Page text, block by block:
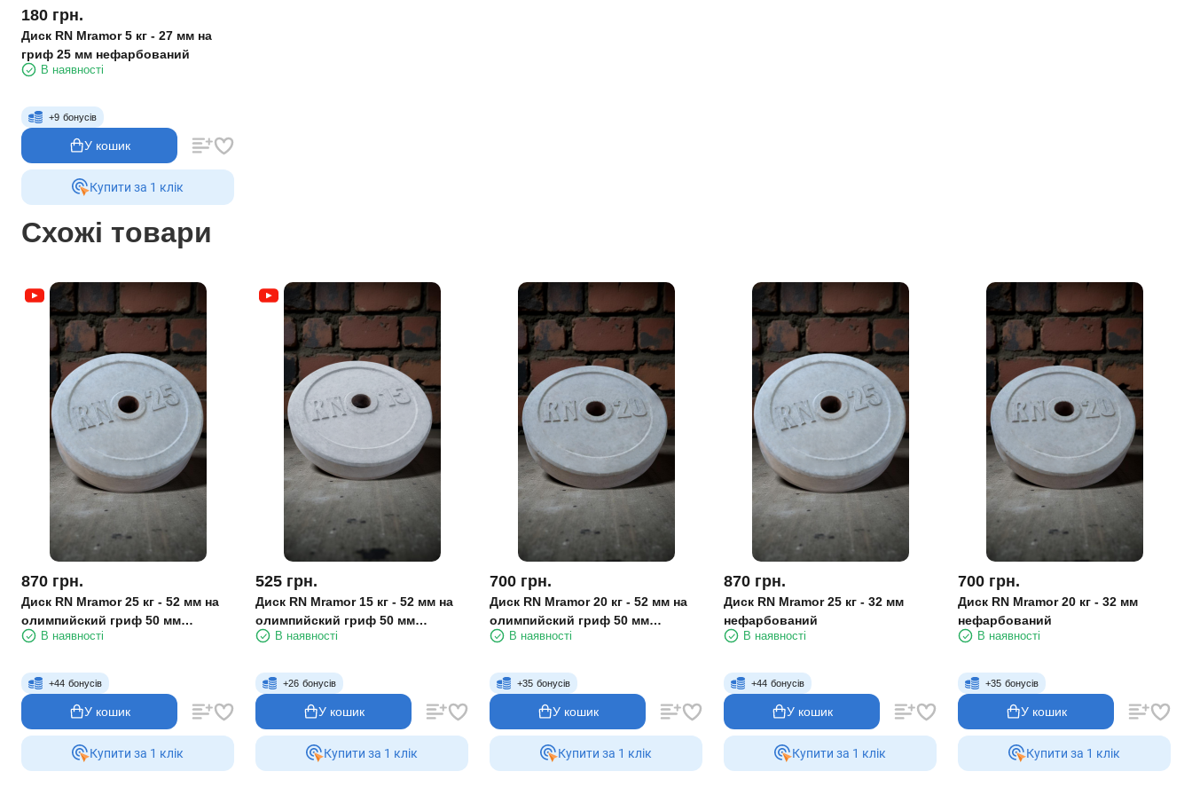
180 грн.
Диск RN Mramor 5 кг - 27 мм на
гриф 25 мм нефарбований
В наявності
+9 бонусів
У кошик
Купити за 1 клiк
Схожі товари
870 грн.
Диск RN Mramor 25 кг - 52 мм на
олимпийский гриф 50 мм
нефарбований
В наявності
+44 бонусів
У кошик
Купити за 1 клiк
525 грн.
Диск RN Mramor 15 кг - 52 мм на
олимпийский гриф 50 мм
нефарбований
В наявності
+26 бонусів
У кошик
Купити за 1 клiк
700 грн.
Диск RN Mramor 20 кг - 52 мм на
олимпийский гриф 50 мм
нефарбований
В наявності
+35 бонусів
У кошик
Купити за 1 клiк
870 грн.
Диск RN Mramor 25 кг - 32 мм
нефарбований
В наявності
+44 бонусів
У кошик
Купити за 1 клiк
700 грн.
Диск RN Mramor 20 кг - 32 мм
нефарбований
В наявності
+35 бонусів
У кошик
Купити за 1 клiк